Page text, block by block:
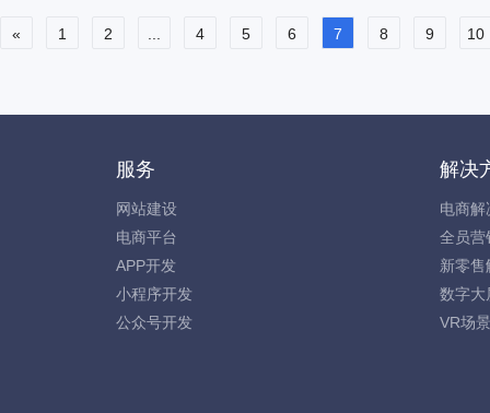
« 1 2 ... 4 5 6 7 8 9 10
服务
网站建设
电商平台
APP开发
小程序开发
公众号开发
解决
电商解
全员营
新零售
数字大
VR场